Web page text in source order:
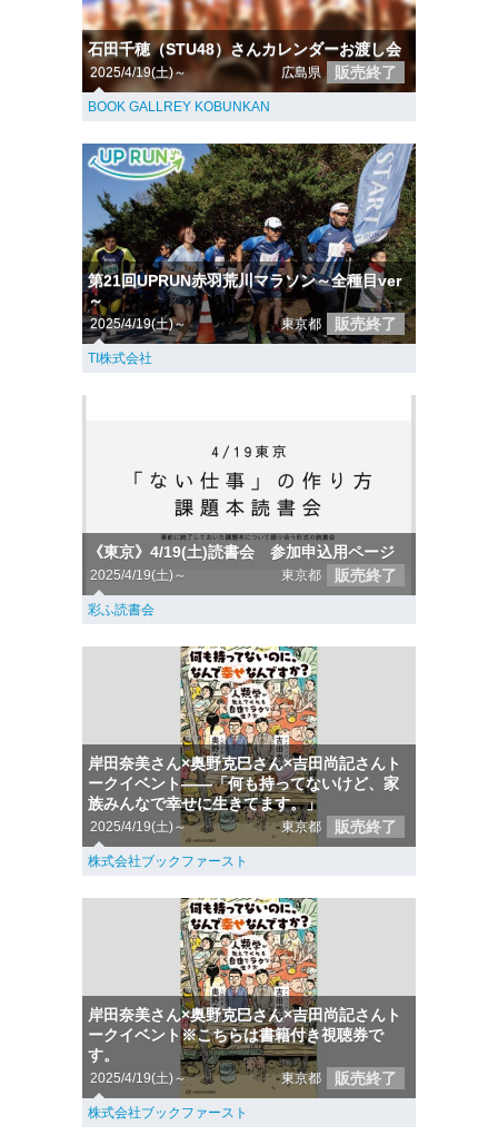
石田千穂（STU48）さんカレンダーお渡し会
2025/4/19(土)～ 広島県 販売終了
BOOK GALLREY KOBUNKAN
第21回UPRUN赤羽荒川マラソン～全種目ver
～
2025/4/19(土)～ 東京都 販売終了
TI株式会社
《東京》4/19(土)読書会 参加申込用ページ
2025/4/19(土)～ 東京都 販売終了
彩ふ読書会
岸田奈美さん×奥野克巳さん×吉田尚記さんト
ークイベント――「何も持ってないけど、家
族みんなで幸せに生きてます。」
2025/4/19(土)～ 東京都 販売終了
株式会社ブックファースト
岸田奈美さん×奥野克巳さん×吉田尚記さんト
ークイベント※こちらは書籍付き視聴券で
す。
2025/4/19(土)～ 東京都 販売終了
株式会社ブックファースト